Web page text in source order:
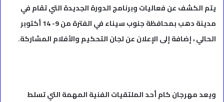
يتم الكشف عن فعاليات وبرنامج الدورة الجديدة التي تقام في
مدينة دهب بمحافظة جنوب سيناء في الفترة من 9- 14 أكتوبر
الحالي ، إضافة إلى الإعلان عن لجان التحكيم والأفلام المشاركة.
ويعد مهرجان كام أحد الملتقيات الفنية المهمة التي تسلط